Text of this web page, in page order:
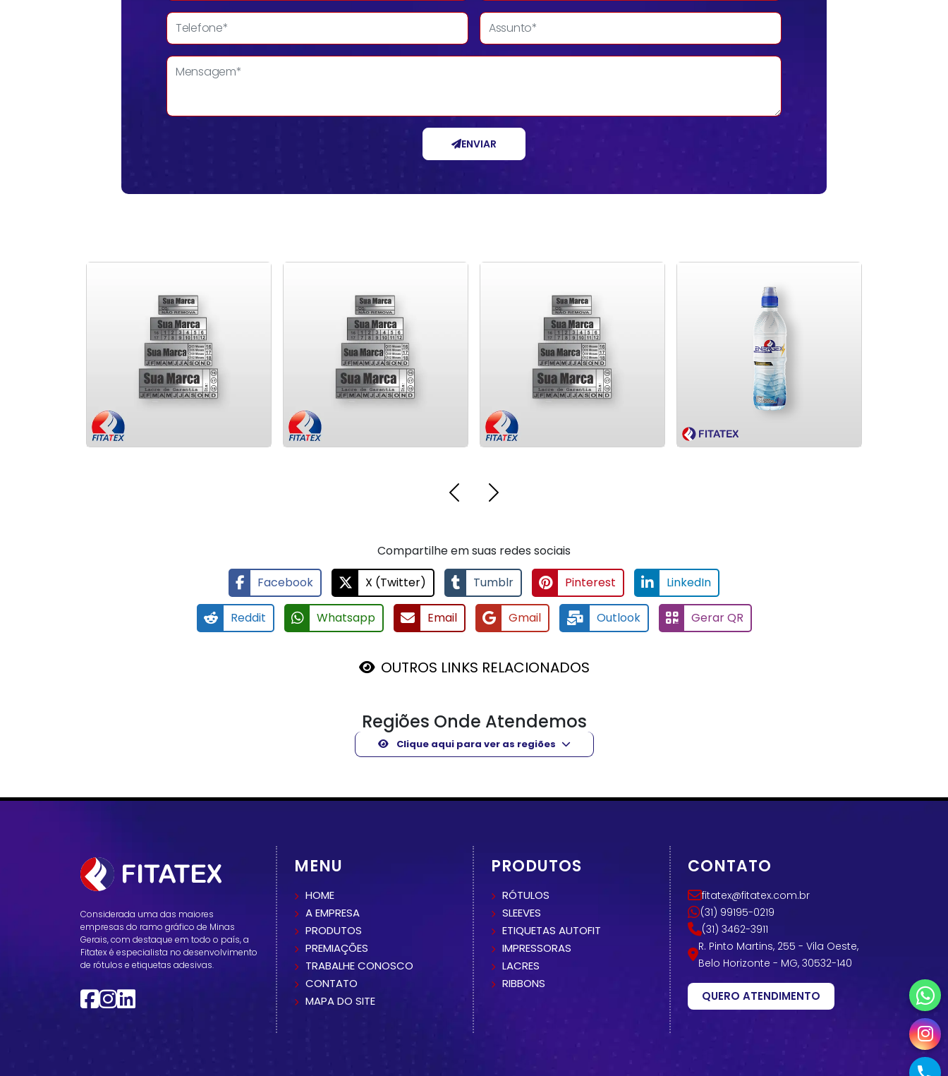
ENVIAR
Fabricante de Lacres para
Embalagens
Selos Invioláveis para
Embalagens Farmacêuticas
Empresa fornecedora de
Selos de Proteção
Fabricante de rótulos com
logo em potes
Compartilhe em suas redes sociais
Facebook
X (Twitter) Tumblr Pinterest LinkedIn
Reddit Whatsapp Email Gmail Outlook Gerar QR
OUTROS LINKS RELACIONADOS
Regiões Onde Atendemos
Clique aqui para ver as regiões
Considerada uma das maiores
empresas do ramo gráfico de Minas
Gerais, com destaque em todo o país, a
Fitatex é especialista no desenvolvimento
de rótulos e etiquetas adesivas.
MENU
HOME
A EMPRESA
PRODUTOS
PREMIAÇÕES
TRABALHE CONOSCO
CONTATO
MAPA DO SITE
PRODUTOS
RÓTULOS
SLEEVES
ETIQUETAS AUTOFIT
IMPRESSORAS
LACRES
RIBBONS
CONTATO
fitatex@fitatex.com.br
(31) 99195-0219
(31) 3462-3911
R. Pinto Martins, 255 - Vila Oeste,
Belo Horizonte - MG, 30532-140
QUERO ATENDIMENTO